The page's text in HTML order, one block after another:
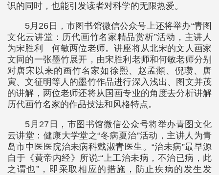
识的同时，也能引发读者对科学的无限热爱。
5月26日，市图书馆微信公众号上还将举办“青图
文化云讲堂：历代画竹名家精品赏析”活动，主讲人
为宋胜利 何敏两位老师。讲座将从北宋的文人画家
文同的一张墨竹展开，由宋胜利老师和何敏老师分别
对唐宋以来的画竹名家如徐熙、赵孟頫、倪瓒、唐
寅、文征明等人的墨竹作品进行深入浅出、图文并茂
的讲解，两位老师还将从国画专业的角度去分析讲解
历代画竹名家的作品技法和风格特点。
5月27日，市图书馆微信公众号将举办青图文化
云讲堂：健康大学堂之“冬病夏治”活动，主讲人为青
岛市中医医院治未病科戴淑青医生。“治未病”最早源
自于《黄帝内经》所说:“上工治未病，不治已病，此
之谓也”，即采取相应的措施，防止疾病的发生发